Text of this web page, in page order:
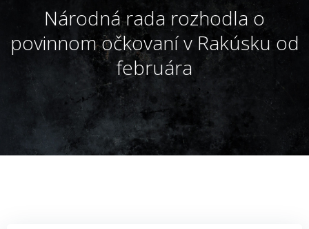
Národná rada rozhodla o
povinnom očkovaní v Rakúsku od
februára